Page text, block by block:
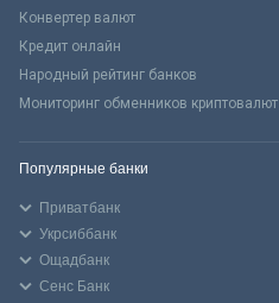
Конвертер валют
Кредит онлайн
Народный рейтинг банков
Мониторинг обменников криптовалют
Популярные банки
Приватбанк
Укрсиббанк
Ощадбанк
Сенс Банк